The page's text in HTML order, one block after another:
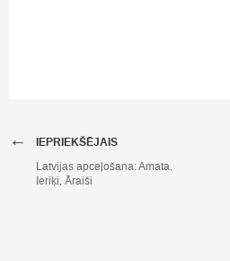
IEPRIEKŠĒJAIS
←
Latvijas apceļošana: Amata,
Ieriķi, Āraiši